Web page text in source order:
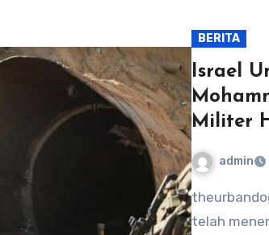
BERITA
Israel
Militer
admin
theurbandog-mpls.com – Militer Israel mengonfirmasi
telah